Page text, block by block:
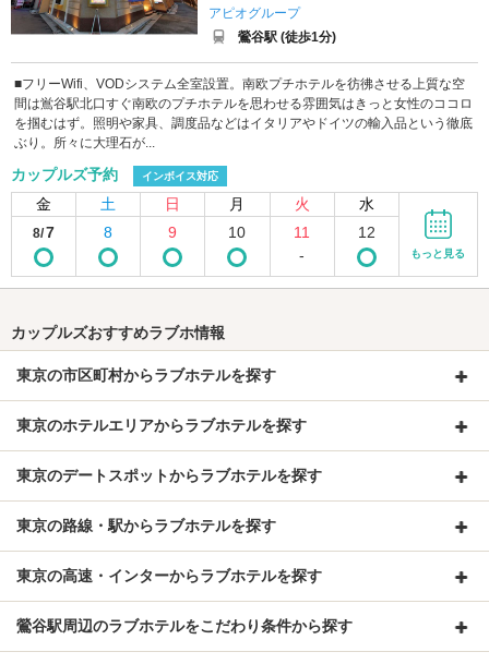
アピオグループ
鶯谷駅 (徒歩1分)
■フリーWifi、VODシステム全室設置。南欧プチホテルを彷彿させる上質な空
間は鴬谷駅北口すぐ南欧のプチホテルを思わせる雰囲気はきっと女性のココロ
を掴むはず。照明や家具、調度品などはイタリアやドイツの輸入品という徹底
ぶり。所々に大理石が...
カップルズ予約 インボイス対応
金 土 日 月 火 水
8/7 8 9 10
11
-
12
もっと見る
カップルズおすすめラブホ情報
東京の市区町村からラブホテルを探す
東京のホテルエリアからラブホテルを探す
東京のデートスポットからラブホテルを探す
東京の路線・駅からラブホテルを探す
東京の高速・インターからラブホテルを探す
鶯谷駅周辺のラブホテルをこだわり条件から探す